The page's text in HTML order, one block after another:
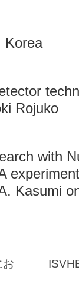
Korea
Rojuko
with
お